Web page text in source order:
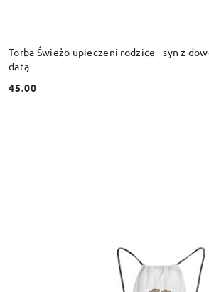
Torba Świeżo upieczeni rodzice - syn z
datą
Cena:
45.00